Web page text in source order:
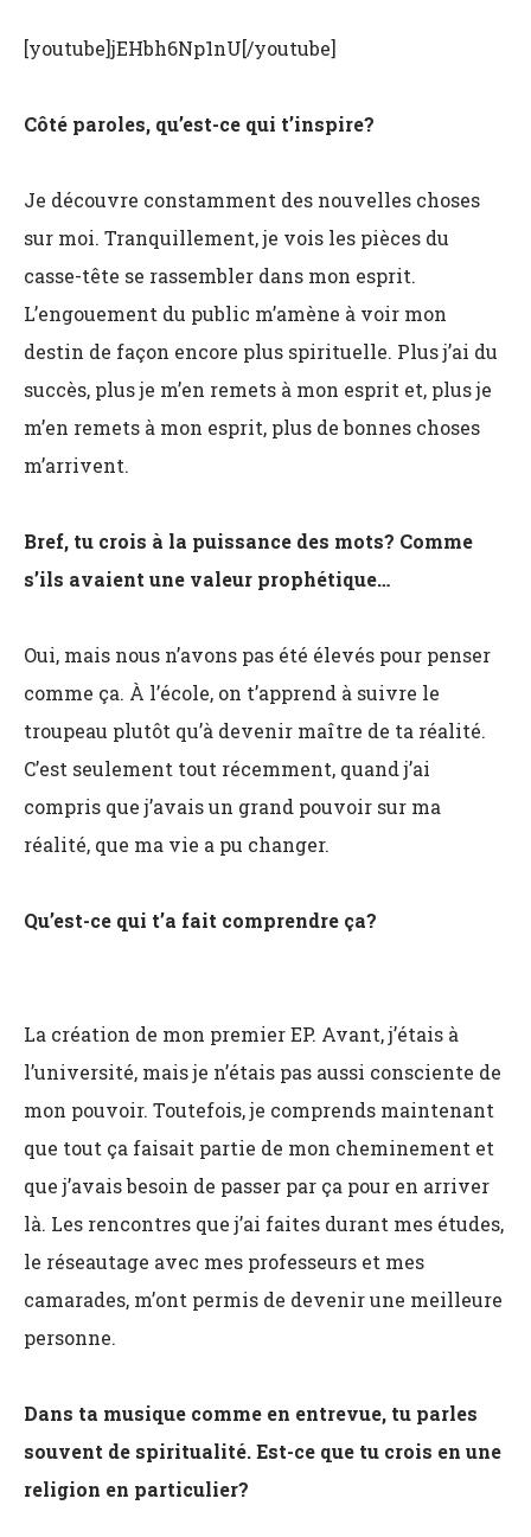
[youtube]jEHbh6Np1nU[/youtube]
Côté paroles, qu’est-ce qui t’inspire?
Je découvre constamment des nouvelles choses
sur moi. Tranquillement, je vois les pièces du
casse-tête se rassembler dans mon esprit.
L’engouement du public m’amène à voir mon
destin de façon encore plus spirituelle. Plus j’ai du
succès, plus je m’en remets à mon esprit et, plus je
m’en remets à mon esprit, plus de bonnes choses
m’arrivent.
Bref, tu crois à la puissance des mots? Comme
s’ils avaient une valeur prophétique…
Oui, mais nous n’avons pas été élevés pour penser
comme ça. À l’école, on t’apprend à suivre le
troupeau plutôt qu’à devenir maître de ta réalité.
C’est seulement tout récemment, quand j’ai
compris que j’avais un grand pouvoir sur ma
réalité, que ma vie a pu changer.
Qu’est-ce qui t’a fait comprendre ça?
La création de mon premier EP. Avant, j’étais à
l’université, mais je n’étais pas aussi consciente de
mon pouvoir. Toutefois, je comprends maintenant
que tout ça faisait partie de mon cheminement et
que j’avais besoin de passer par ça pour en arriver
là. Les rencontres que j’ai faites durant mes études,
le réseautage avec mes professeurs et mes
camarades, m’ont permis de devenir une meilleure
personne.
Dans ta musique comme en entrevue, tu parles
souvent de spiritualité. Est-ce que tu crois en une
religion en particulier?